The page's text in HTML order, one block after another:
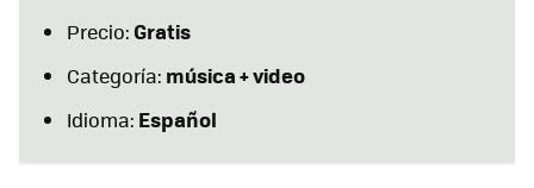
Precio:Gratis
Categoría: música + video
Idioma: Español